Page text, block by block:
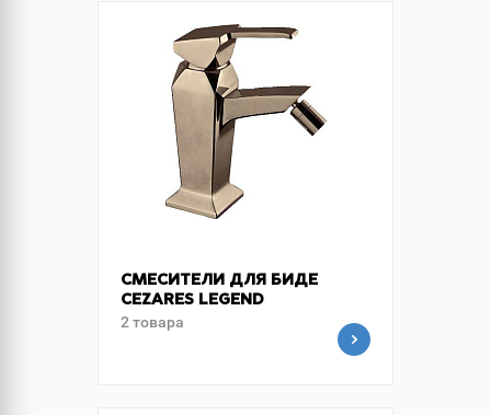
СМЕСИТЕЛИ ДЛЯ БИДЕ
CEZARES LEGEND
2 товара